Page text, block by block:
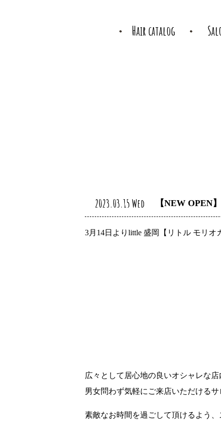
Hair catalog
2023.03.15 Wed 【NEW OPEN
3月14日よりlittle 盛岡【リトル モリオ
広々として居心地の良いオシャレな
男女問わず気軽にご来店いただける
素敵なお時間を過ごして頂けるよう